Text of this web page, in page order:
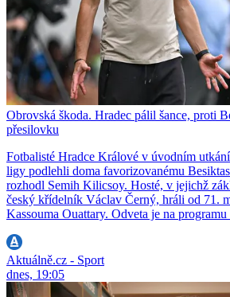
Obrovská škoda. Hradec pálil šance, proti
přesilovku
Fotbalisté Hradce Králové v úvodním
ligy podlehli doma favorizovanému
rozhodl Semih Kilicsoy. Hosté, v jejichž
český křídelník Václav Černý, hráli od 71.
Kassouma Ouattary. Odveta je na
Aktuálně.cz - Sport
dnes, 19:05